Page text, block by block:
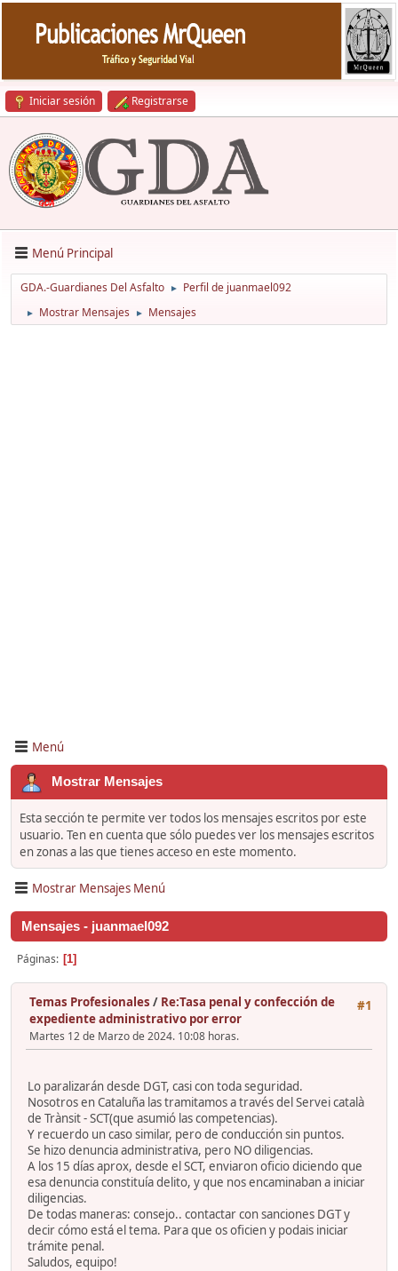
Iniciar sesión Registrarse
Menú Principal
GDA.-Guardianes Del Asfalto ► Perfil de juanmael092
► Mostrar Mensajes ► Mensajes
Menú
Mostrar Mensajes
Esta sección te permite ver todos los mensajes escritos por este
usuario. Ten en cuenta que sólo puedes ver los mensajes escritos
en zonas a las que tienes acceso en este momento.
Mostrar Mensajes Menú
Mensajes - juanmael092
Páginas 1
#1
Temas Profesionales / Re:Tasa penal y confección de
expediente administrativo por error
Martes 12 de Marzo de 2024. 10:08 horas.
Lo paralizarán desde DGT, casi con toda seguridad.
Nosotros en Cataluña las tramitamos a través del Servei català
de Trànsit - SCT(que asumió las competencias).
Y recuerdo un caso similar, pero de conducción sin puntos.
Se hizo denuncia administrativa, pero NO diligencias.
A los 15 días aprox, desde el SCT, enviaron oficio diciendo que
esa denuncia constituía delito, y que nos encaminaban a iniciar
diligencias.
De todas maneras: consejo.. contactar con sanciones DGT y
decir cómo está el tema. Para que os oficien y podais iniciar
trámite penal.
Saludos, equipo!